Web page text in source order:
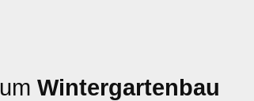
Wintergartenbau